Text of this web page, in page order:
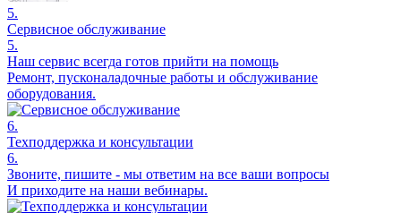
5.
Сервисное обслуживание
5.
Наш сервис всегда готов прийти на помощь
Ремонт, пусконаладочные работы и обслуживание
оборудования.
6.
Техподдержка и консультации
6.
Звоните, пишите - мы ответим на все ваши вопросы
И приходите на наши вебинары.